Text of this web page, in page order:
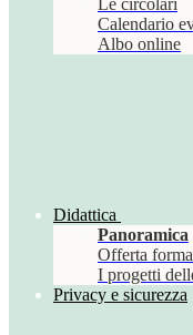
Le circolari
Calendario
Albo online
Didattica
Panoramica
Offerta
I progetti
Privacy e sicurezza